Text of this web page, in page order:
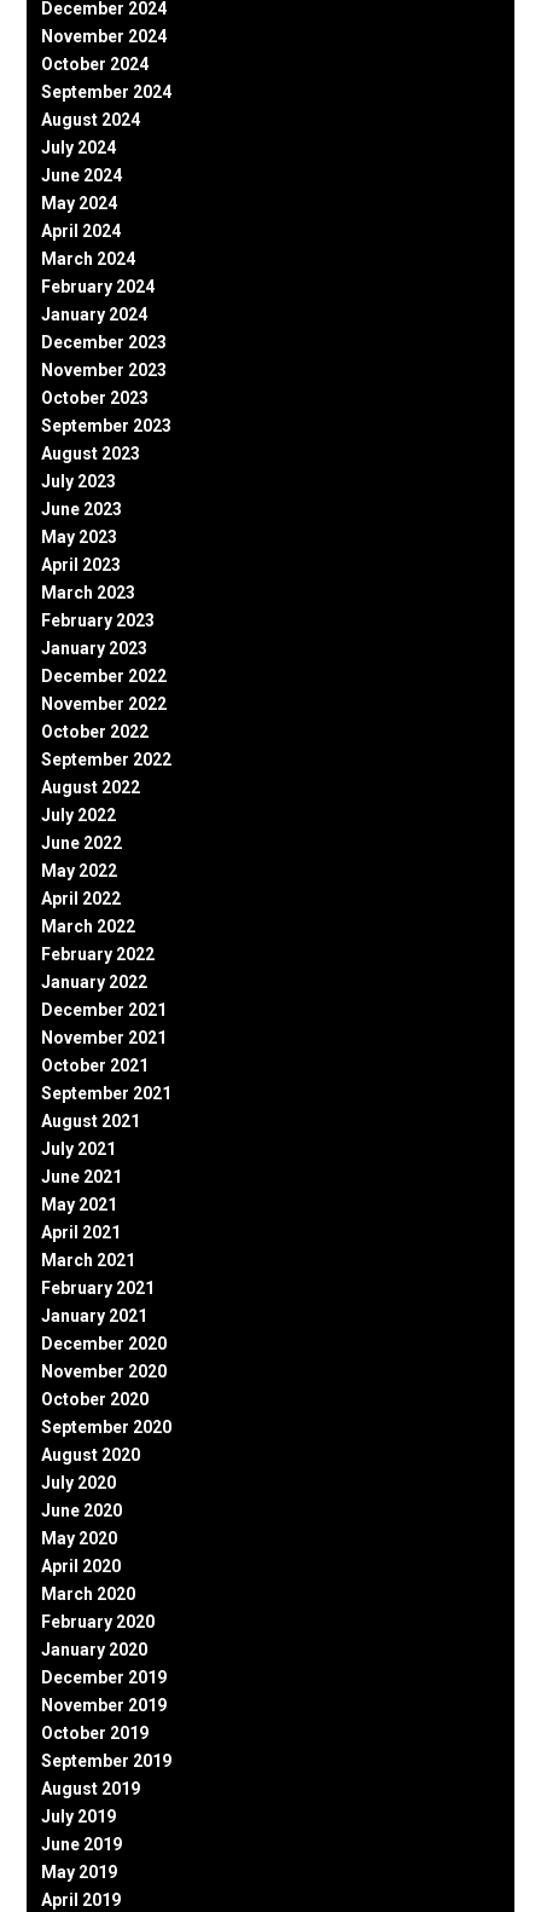
December 2024
November 2024
October 2024
September 2024
August 2024
July 2024
June 2024
May 2024
April 2024
March 2024
February 2024
January 2024
December 2023
November 2023
October 2023
September 2023
August 2023
July 2023
June 2023
May 2023
April 2023
March 2023
February 2023
January 2023
December 2022
November 2022
October 2022
September 2022
August 2022
July 2022
June 2022
May 2022
April 2022
March 2022
February 2022
January 2022
December 2021
November 2021
October 2021
September 2021
August 2021
July 2021
June 2021
May 2021
April 2021
March 2021
February 2021
January 2021
December 2020
November 2020
October 2020
September 2020
August 2020
July 2020
June 2020
May 2020
April 2020
March 2020
February 2020
January 2020
December 2019
November 2019
October 2019
September 2019
August 2019
July 2019
June 2019
May 2019
April 2019